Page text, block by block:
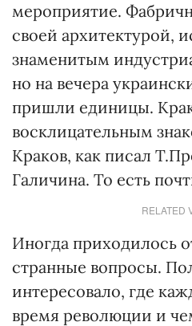
мероприятие.
своей архитектурой,
знаменитым
но на вечера
пришли единицы.
восклицательным
Краков, как писал
Галичина. То есть
RELATED
Иногда приходилось
странные вопросы.
интересовало, где
время революции и